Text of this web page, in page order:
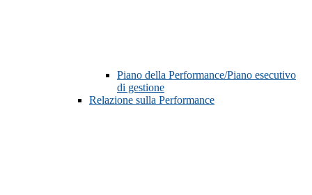
Piano della Performance/Piano esecutivo
di gestione
Relazione sulla Performance